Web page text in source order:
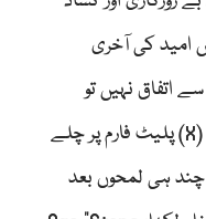
کی آخری
نہیں تو
موبائل اٹھا کر سوشل میڈیا کے ایکس (X) پلیٹ فارم پر چلے
ہی لمحوں بعد